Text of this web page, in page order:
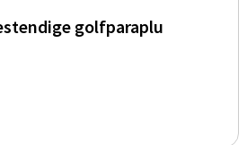
golfparaplu